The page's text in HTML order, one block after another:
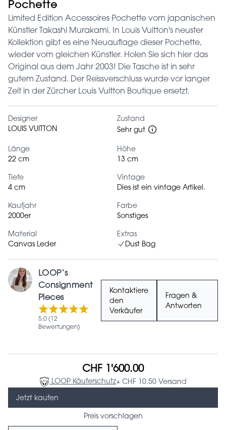
Pochette
Limited Edition Accessoires Pochette vom japanischen
Künstler Takashi Murakami. In Louis Vuitton's neuster
Kollektion gibt es eine Neuauflage dieser Pochette,
wieder vom gleichen Künstler. Holen Sie sich hier das
Original aus dem Jahr 2003! Die Tasche ist in sehr
gutem Zustand. Der Reissverschluss wurde vor langer
Zeit in der Zürcher Louis Vuitton Boutique ersetzt.
Designer
LOUIS VUITTON
Zustand
Sehr gut
Länge
22 cm
Höhe
13 cm
Tiefe
4 cm
Vintage
Dies ist ein vintage Artikel.
Kaufjahr
2000er
Farbe
Sonstiges
Material
Canvas Leder
Extras
Dust Bag
LOOP‘s
Consignment
Pieces
5.0 (12
Bewertungen)
Kontaktiere
den
Verkäufer
Fragen &
Antworten
CHF 1'600.00
LOOP Käuferschutz+ CHF 10.50 Versand
Jetzt kaufen
Preis vorschlagen